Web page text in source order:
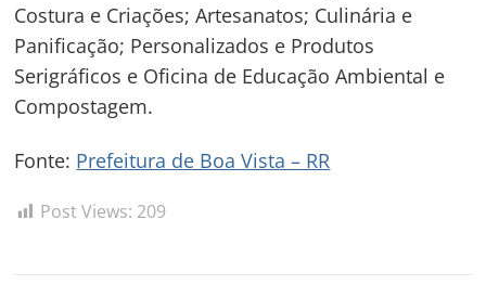
Costura e Criações; Artesanatos; Culinária e
Panificação; Personalizados e Produtos
Serigráficos e Oficina de Educação Ambiental e
Compostagem.
Fonte: Prefeitura de Boa Vista – RR
Post Views: 209